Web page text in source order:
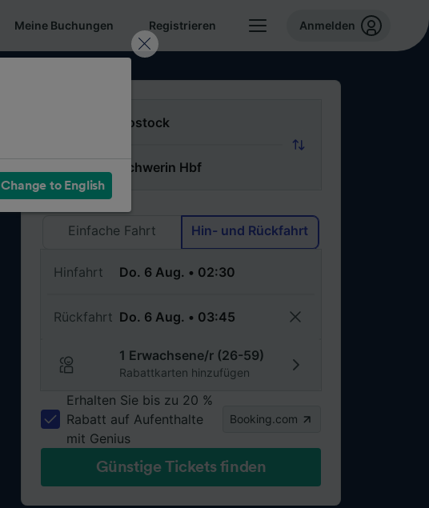
Meine Buchungen Registrieren Anmelden
Via
Einfache Fahrt
Hin- und Rückfahrt
Hinfahrt
Rückfahrt
1 Erwachsene/r (26-59)
Rabattkarten hinzufügen
Erhalten Sie bis zu 20 %
Rabatt auf Aufenthalte
mit Genius
Booking.com
Günstige Tickets finden
Change to English